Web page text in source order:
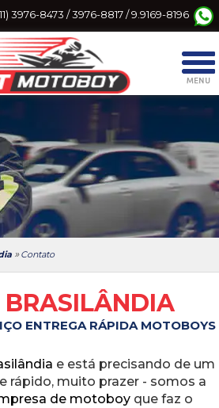
3976-8473 / 3976-8817 / 9.9169-8196
» Contato
ENTREGA RÁPIDA MOTOBOYS
e está precisando de um
rápido, muito prazer - somos a
de motoboy que faz o